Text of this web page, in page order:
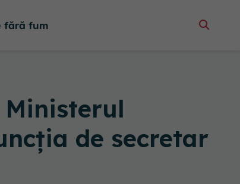
fără fum
de secretar